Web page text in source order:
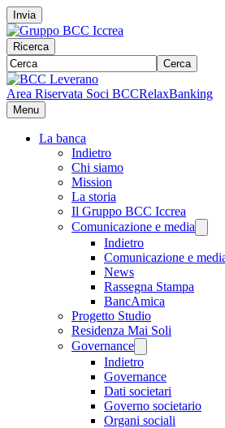
Invia
Ricerca
Cerca
Area Riservata Soci BCCRelaxBanking
Menu
La banca
Indietro
Chi siamo
Mission
La storia
Il Gruppo BCC Iccrea
Comunicazione e media
Indietro
Comunicazione e
News
Rassegna Stampa
BancAmica
Progetto Studio
Residenza Mai Soli
Governance
Indietro
Governance
Dati societari
Governo societario
Organi sociali